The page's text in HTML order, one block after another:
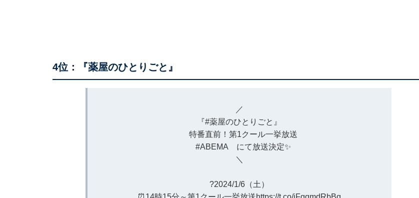
4位：『薬屋のひとりごと』
／
『#薬屋のひとりごと 』
特番直前！第1クール一挙放送
#ABEMA にて放送決定✨
＼
?2024/1/6（土）